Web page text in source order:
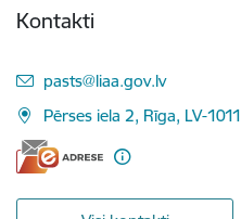
Kontakti
E-pasts:
pasts@liaa.gov.lv
Pērses iela 2, Rīga, LV-1011